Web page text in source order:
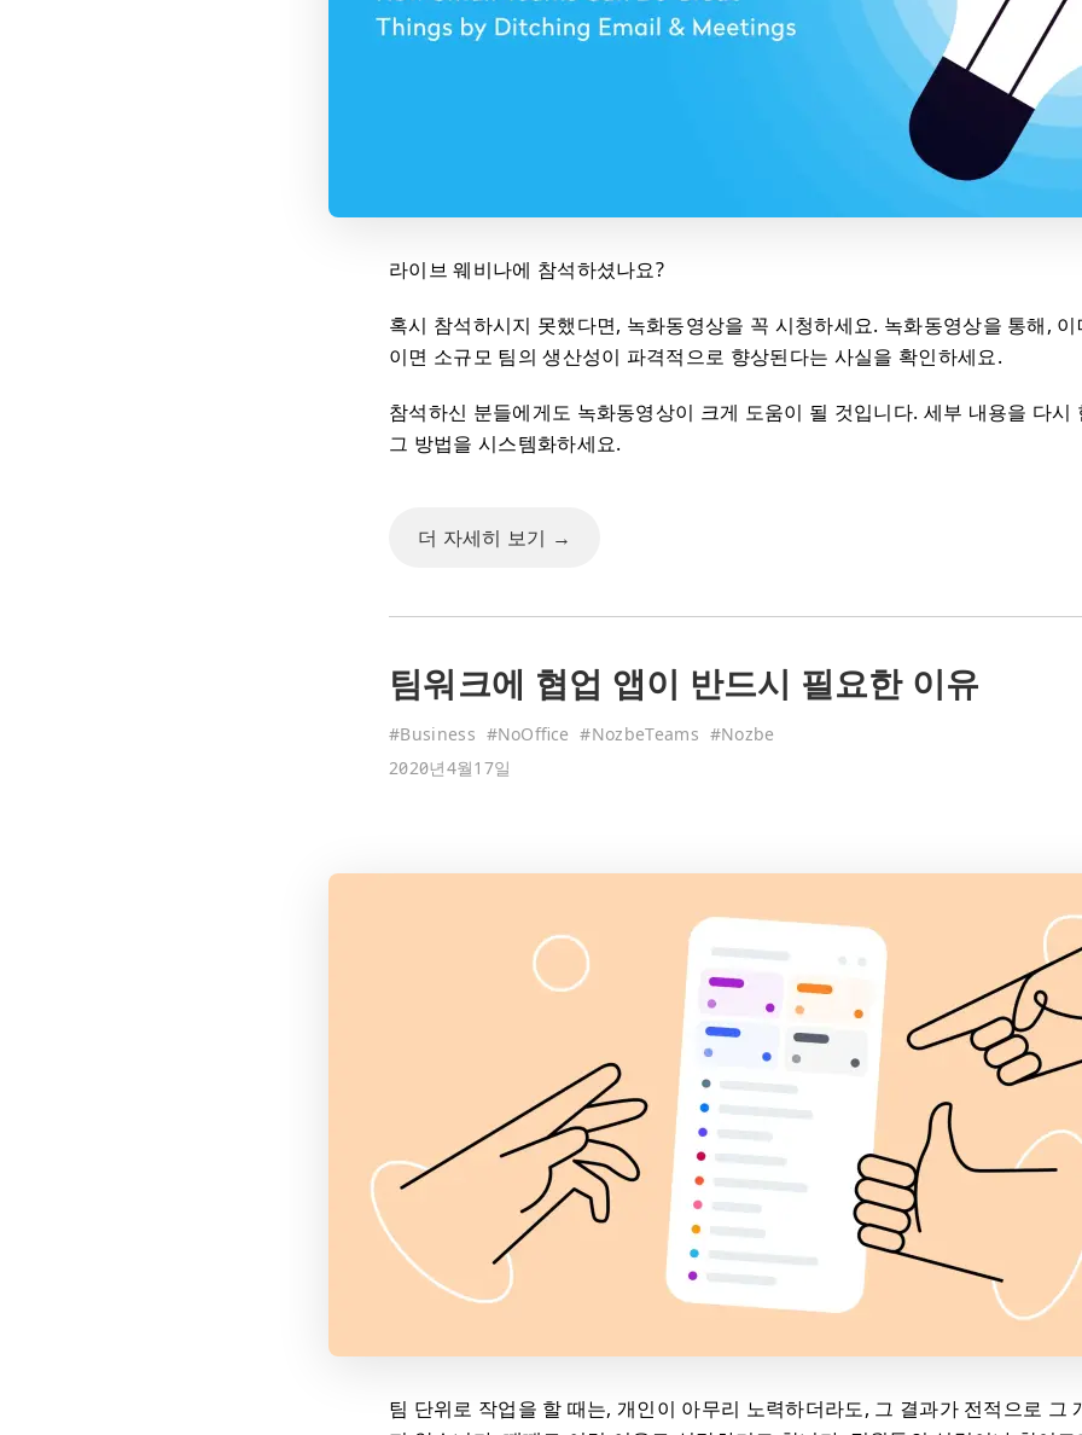
라이브 웨비나에 참석하셨나요?
혹시 참석하시지 못했다면, 녹화동영상을 꼭 시청하세요. 녹화동영상을 통해,
이면 소규모 팀의 생산성이 파격적으로 향상된다는 사실을 확인하세요.
참석하신 분들에게도 녹화동영상이 크게 도움이 될 것입니다. 세부 내용을 다시
그 방법을 시스템화하세요.
더 자세히 보기 →
팀워크에 협업 앱이 반드시 필요한 이유
#Business #NoOffice #NozbeTeams #Nozbe
2020년4월17일
팀 단위로 작업을 할 때는, 개인이 아무리 노력하더라도, 그 결과가 전적으로 그